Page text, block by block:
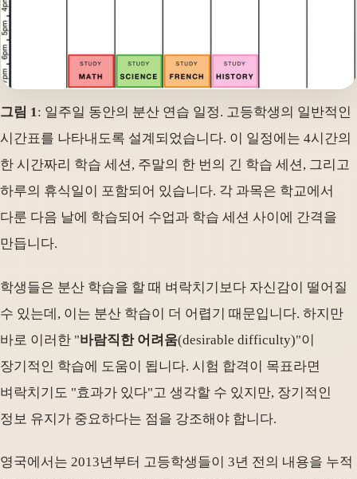
그림 1: 일주일 동안의 분산 연습 일정. 고등학생의 일반적인
시간표를 나타내도록 설계되었습니다. 이 일정에는 4시간의
한 시간짜리 학습 세션, 주말의 한 번의 긴 학습 세션, 그리고
하루의 휴식일이 포함되어 있습니다. 각 과목은 학교에서
다룬 다음 날에 학습되어 수업과 학습 세션 사이에 간격을
만듭니다.
학생들은 분산 학습을 할 때 벼락치기보다 자신감이 떨어질
수 있는데, 이는 분산 학습이 더 어렵기 때문입니다. 하지만
바로 이러한 "바람직한 어려움(desirable difficulty)"이
장기적인 학습에 도움이 됩니다. 시험 합격이 목표라면
벼락치기도 "효과가 있다"고 생각할 수 있지만, 장기적인
정보 유지가 중요하다는 점을 강조해야 합니다.
영국에서는 2013년부터 고등학생들이 3년 전의 내용을 누적